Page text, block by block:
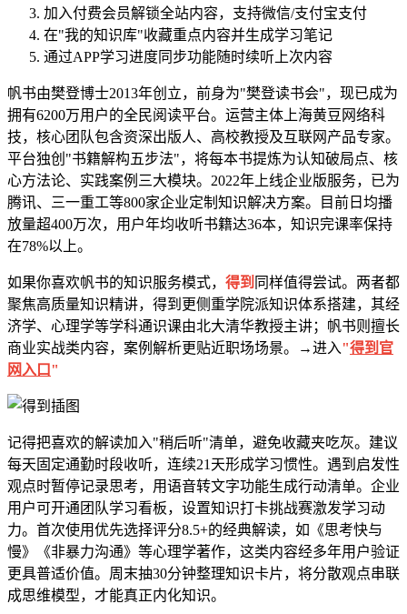
加入付费会员解锁全站内容，支持微信/支付宝支付
在"我的知识库"收藏重点内容并生成学习笔记
通过APP学习进度同步功能随时续听上次内容
帆书由樊登博士2013年创立，前身为"樊登读书会"，现已成为
拥有6200万用户的全民阅读平台。运营主体上海黄豆网络科
技，核心团队包含资深出版人、高校教授及互联网产品专家。
平台独创"书籍解构五步法"，将每本书提炼为认知破局点、核
心方法论、实践案例三大模块。2022年上线企业版服务，已为
腾讯、三一重工等800家企业定制知识解决方案。目前日均播
放量超400万次，用户年均收听书籍达36本，知识完课率保持
在78%以上。
如果你喜欢帆书的知识服务模式， 得到 同样值得尝试。两者都
聚焦高质量知识精讲，得到更侧重学院派知识体系搭建，其经
济学、心理学等学科通识课由北大清华教授主讲；帆书则擅长
商业实战类内容，案例解析更贴近职场场景。→进入"得到官
网入口 "
记得把喜欢的解读加入"稍后听"清单，避免收藏夹吃灰。建议
每天固定通勤时段收听，连续21天形成学习惯性。遇到启发性
观点时暂停记录思考，用语音转文字功能生成行动清单。企业
用户可开通团队学习看板，设置知识打卡挑战赛激发学习动
力。首次使用优先选择评分8.5+的经典解读，如《思考快与
慢》《非暴力沟通》等心理学著作，这类内容经多年用户验证
更具普适价值。周末抽30分钟整理知识卡片，将分散观点串联
成思维模型，才能真正内化知识。